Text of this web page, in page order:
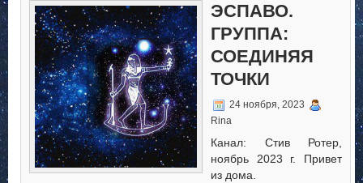
ждут
вас
ЭСПАВО.
ГРУППА:
СОЕДИНЯЯ
ТОЧКИ
24 ноября, 2023
Rina
Канал: Стив Ротер,
ноябрь 2023 г. Привет
из дома.